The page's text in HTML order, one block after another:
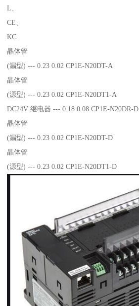
L、
CE、
KC
晶体管
(漏型) --- 0.23 0.02 CP1E-N20DT-A
晶体管
(源型) --- 0.23 0.02 CP1E-N20DT1-A
DC24V 继电器 --- 0.18 0.08 CP1E-N20DR-D
晶体管
(漏型) --- 0.23 0.02 CP1E-N20DT-D
晶体管
(源型) --- 0.23 0.02 CP1E-N20DT1-D